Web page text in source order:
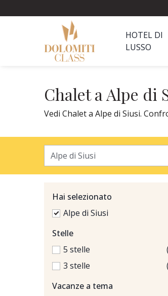
HOTEL DI
LUSSO
Chalet a Alpe di
Vedi Chalet a Alpe di Siusi.
Hai selezionato
Alpe di Siusi
Stelle
5 stelle
3 stelle
Vacanze a tema